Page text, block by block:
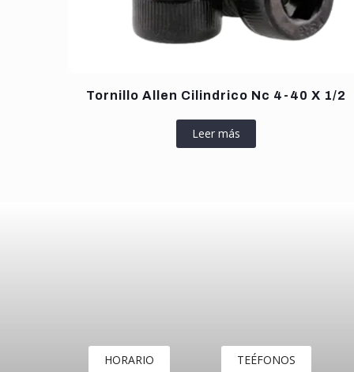
Tornillo Allen Cilindrico Nc 4-40 X 1/2
Leer más
HORARIO TEÉFONOS